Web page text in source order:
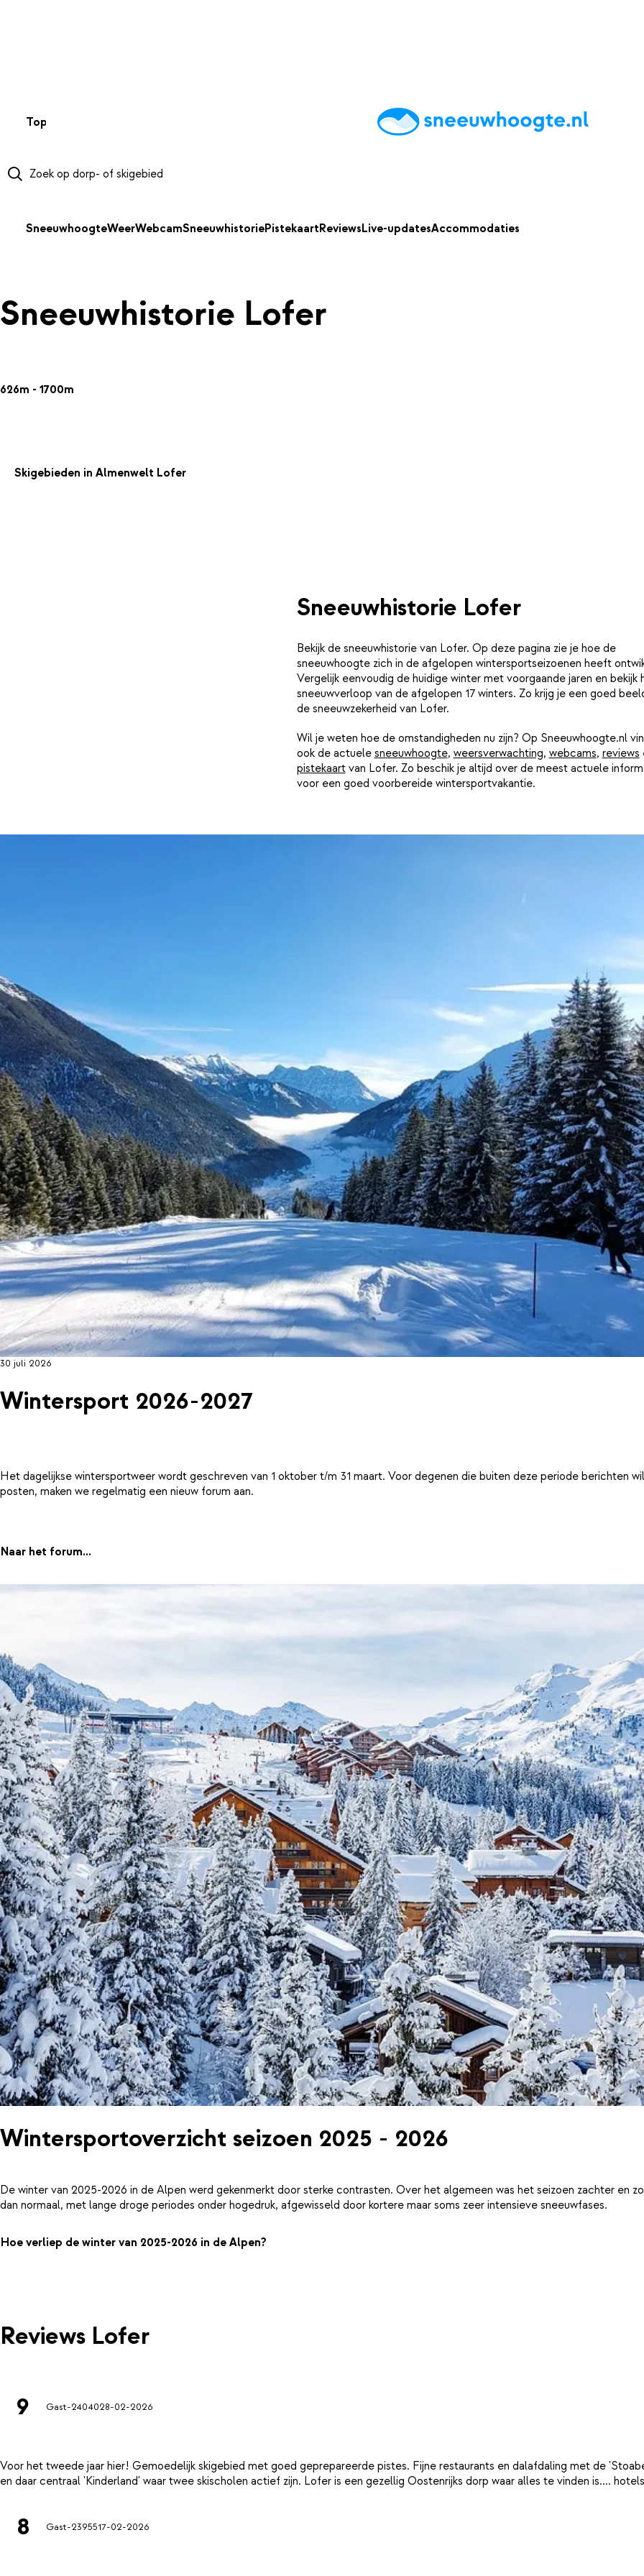
Top 50 AccommodatiesTipsReviewsLive updatesApp
SneeuwhoogteWeerWebcamSneeuwhistoriePistekaartReviewsLive-updatesAccommodaties
Sneeuwhistorie Lofer
626m - 1700m
Skigebieden in Almenwelt Lofer
Sneeuwhistorie Lofer
Bekijk de sneeuwhistorie van Lofer. Op deze pagina zie je hoe de
sneeuwhoogte zich in de afgelopen wintersportseizoenen heeft
Vergelijk eenvoudig de huidige winter met voorgaande jaren en bekijk
sneeuwverloop van de afgelopen 17 winters. Zo krijg je een goed
de sneeuwzekerheid van Lofer.
Wil je weten hoe de omstandigheden nu zijn? Op Sneeuwhoogte.nl
ook de actuele sneeuwhoogte, weersverwachting, webcams, reviews
pistekaartvan Lofer. Zo beschik je altijd over de meest actuele
voor een goed voorbereide wintersportvakantie.
30 juli 2026
Wintersport 2026-2027
Het dagelijkse wintersportweer wordt geschreven van 1 oktober t/m 31 maart. Voor degenen die buiten deze periode berichten
posten, maken we regelmatig een nieuw forum aan.
Naar het forum...
Wintersportoverzicht seizoen 2025 - 2026
De winter van 2025-2026 in de Alpen werd gekenmerkt door sterke contrasten. Over het algemeen was het seizoen zachter en
dan normaal, met lange droge periodes onder hogedruk, afgewisseld door kortere maar soms zeer intensieve sneeuwfases.
Hoe verliep de winter van 2025-2026 in de Alpen?
Reviews Lofer
9 Gast-2404028-02-2026
Voor het tweede jaar hier! Gemoedelijk skigebied met goed geprepareerde pistes. Fijne restaurants en dalafdaling met de
8 Gast-2395517-02-2026